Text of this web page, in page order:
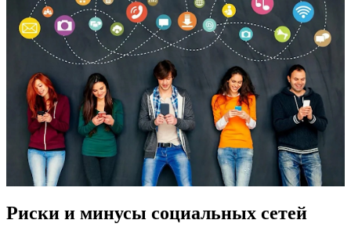
Риски и минусы социальных сетей